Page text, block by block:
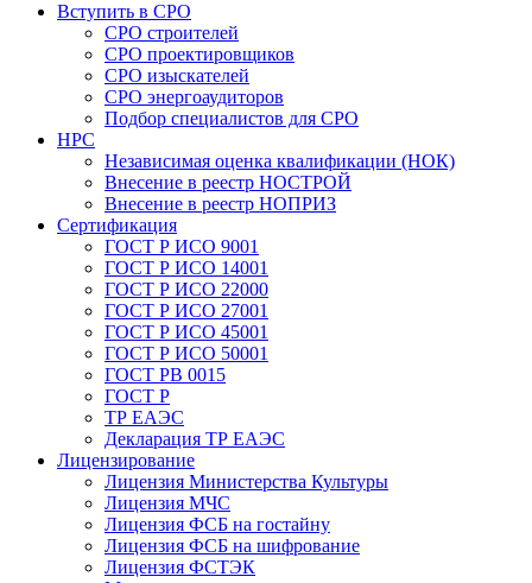
Вступить в СРО
СРО строителей
СРО проектировщиков
СРО изыскателей
СРО энергоаудиторов
Подбор специалистов для СРО
НРС
Независимая оценка квалификации (НОК)
Внесение в реестр НОСТРОЙ
Внесение в реестр НОПРИЗ
Сертификация
ГОСТ Р ИСО 9001
ГОСТ Р ИСО 14001
ГОСТ Р ИСО 22000
ГОСТ Р ИСО 27001
ГОСТ Р ИСО 45001
ГОСТ Р ИСО 50001
ГОСТ РВ 0015
ГОСТ Р
ТР ЕАЭС
Декларация ТР ЕАЭС
Лицензирование
Лицензия Министерства Культуры
Лицензия МЧС
Лицензия ФСБ на гостайну
Лицензия ФСБ на шифрование
Лицензия ФСТЭК